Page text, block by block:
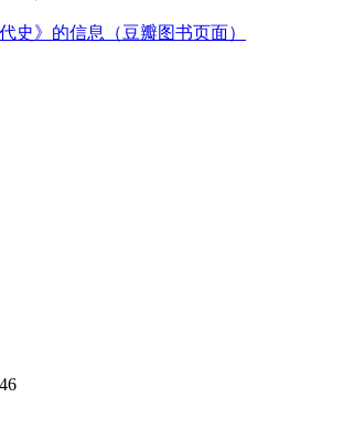
史》的信息（豆瓣图书页面）